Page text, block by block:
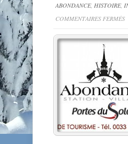
ABONDANCE, HISTOIRE,
COMMENTAIRES FERMÉS